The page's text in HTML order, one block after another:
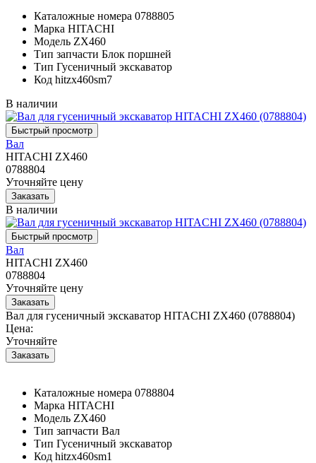
Каталожные номера 0788805
Марка HITACHI
Модель ZX460
Тип запчасти Блок поршней
Тип Гусеничный экскаватор
Код hitzx460sm7
В наличии
Вал
HITACHI ZX460
0788804
Уточняйте цену
В наличии
Вал
HITACHI ZX460
0788804
Уточняйте цену
Вал для гусеничный экскаватор HITACHI ZX460 (0788804)
Цена:
Уточняйте
Каталожные номера 0788804
Марка HITACHI
Модель ZX460
Тип запчасти Вал
Тип Гусеничный экскаватор
Код hitzx460sm1